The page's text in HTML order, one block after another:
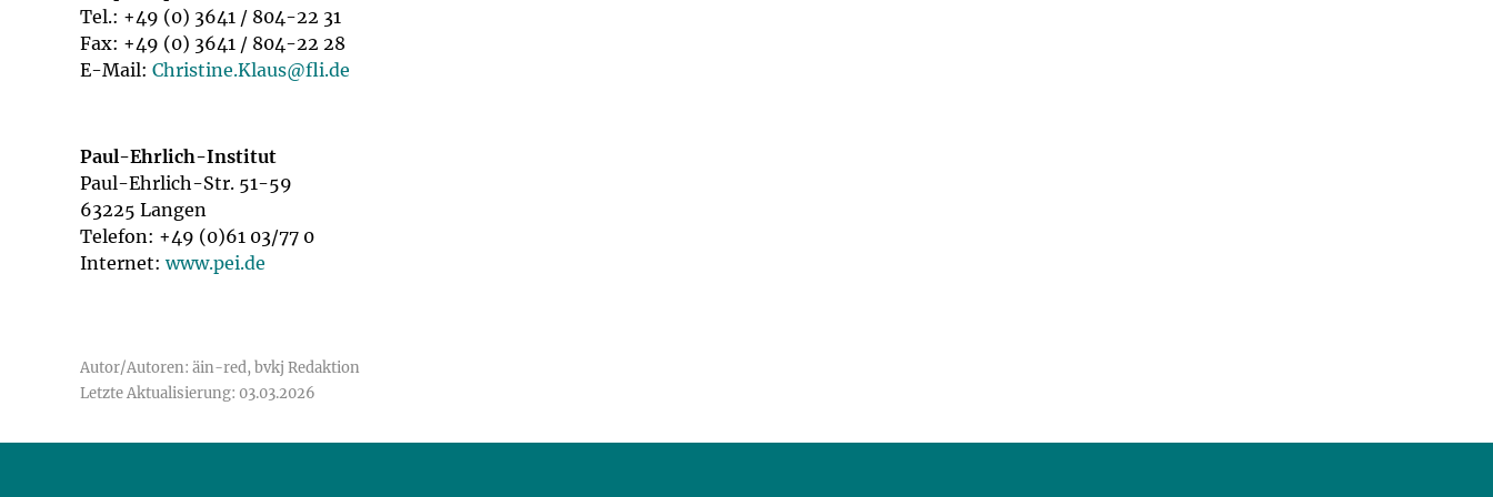
Tel.: +49 (0) 3641 / 804-22 31
Fax: +49 (0) 3641 / 804-22 28
E-Mail: Christine.Klaus@fli.de
Paul-Ehrlich-Institut
Paul-Ehrlich-Str. 51-59
63225 Langen
Telefon: +49 (0)61 03/77 0
Internet:www.pei.de
Autor/Autoren: äin-red, bvkj Redaktion
Letzte Aktualisierung: 03.03.2026